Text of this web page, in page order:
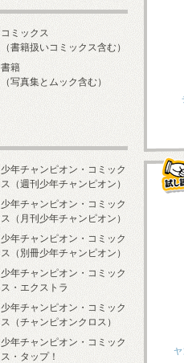
ヤ
コミックス
（書籍扱いコミックス含む）
書籍
（写真集とムック含む）
少年チャンピオン・コミック
ス（週刊少年チャンピオン）
少年チャンピオン・コミック
ス（月刊少年チャンピオン）
少年チャンピオン・コミック
ス（別冊少年チャンピオン）
少年チャンピオン・コミック
ス・エクストラ
少年チャンピオン・コミック
ス（チャンピオンクロス）
少年チャンピオン・コミック
ス・タップ！